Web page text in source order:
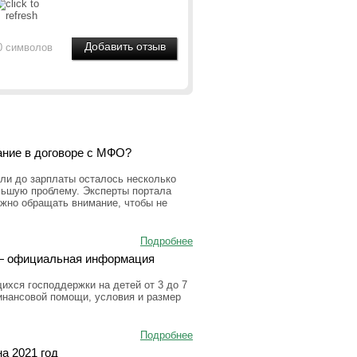
символов
в договоре с МФО?
до зарплаты осталось несколько
проблему. Эксперты портала
обращать внимание, чтобы не
Подробнее
официальная информация
господдержки на детей от 3 до 7
помощи, условия и размер
Подробнее
2021 год